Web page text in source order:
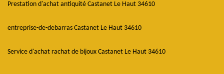
Prestation d'achat antiquité Castanet Le Haut 34610
entreprise-de-debarras Castanet Le Haut 34610
Service d'achat rachat de bijoux Castanet Le Haut 34610